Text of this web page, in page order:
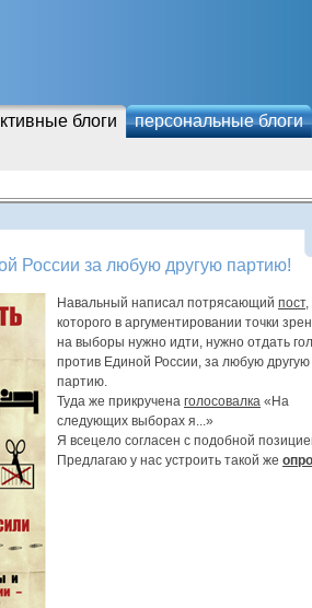
блоги персональные блоги
России за любую другую партию!
Навальный написал потрясающий пост,
которого в аргументировании точки
на выборы нужно идти, нужно отдать
против Единой России, за любую другую
партию.
Туда же прикручена голосовалка «На
следующих выборах я...»
Я всецело согласен с подобной
Предлагаю у нас устроить такой же